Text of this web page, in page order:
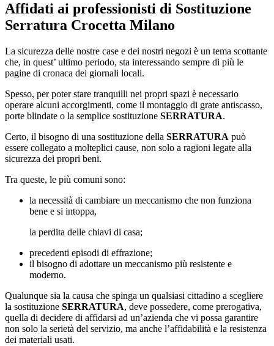
Affidati ai professionisti di Sostituzione
Serratura Crocetta Milano
La sicurezza delle nostre case e dei nostri negozi è un tema scottante
che, in quest’ ultimo periodo, sta interessando sempre di più le
pagine di cronaca dei giornali locali.
Spesso, per poter stare tranquilli nei propri spazi è necessario
operare alcuni accorgimenti, come il montaggio di grate antiscasso,
porte blindate o la semplice sostituzione SERRATURA.
Certo, il bisogno di una sostituzione della SERRATURA può
essere collegato a molteplici cause, non solo a ragioni legate alla
sicurezza dei propri beni.
Tra queste, le più comuni sono:
la necessità di cambiare un meccanismo che non funziona
bene e si intoppa,
la perdita delle chiavi di casa;
precedenti episodi di effrazione;
il bisogno di adottare un meccanismo più resistente e
moderno.
Qualunque sia la causa che spinga un qualsiasi cittadino a scegliere
la sostituzione SERRATURA, deve possedere, come prerogativa,
quella di decidere di affidarsi ad un’azienda che vi possa garantire
non solo la serietà del servizio, ma anche l’affidabilità e la resistenza
dei materiali usati.